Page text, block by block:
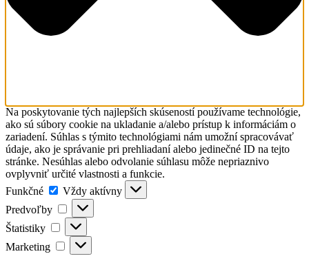
Na poskytovanie tých najlepších skúseností používame technológie,
ako sú súbory cookie na ukladanie a/alebo prístup k informáciám o
zariadení. Súhlas s týmito technológiami nám umožní spracovávať
údaje, ako je správanie pri prehliadaní alebo jedinečné ID na tejto
stránke. Nesúhlas alebo odvolanie súhlasu môže nepriaznivo
ovplyvniť určité vlastnosti a funkcie.
Funkčné
Funkčné
Vždy aktívny
Predvoľby
Predvoľby
Štatistiky Štatistiky
Marketing Marketing